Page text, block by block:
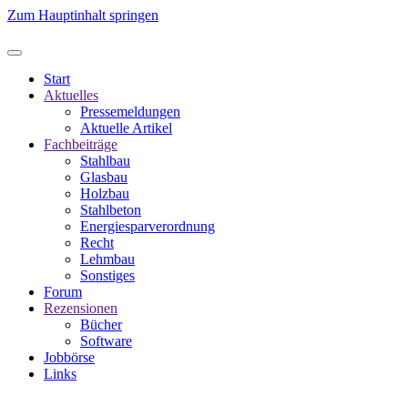
Zum Hauptinhalt springen
Start
Aktuelles
Pressemeldungen
Aktuelle Artikel
Fachbeiträge
Stahlbau
Glasbau
Holzbau
Stahlbeton
Energiesparverordnung
Recht
Lehmbau
Sonstiges
Forum
Rezensionen
Bücher
Software
Jobbörse
Links